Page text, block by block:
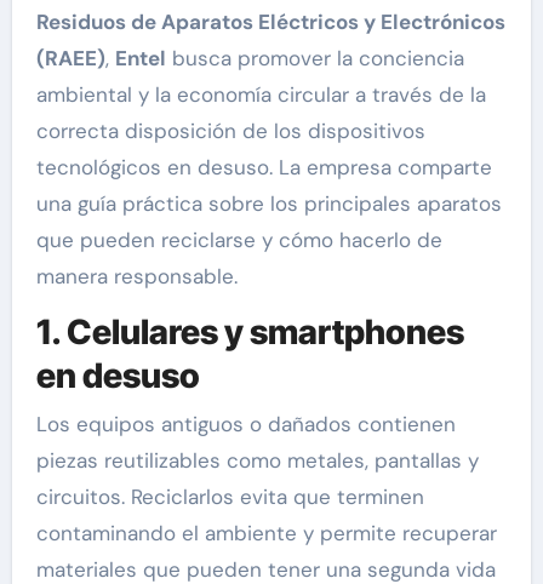
Residuos de Aparatos Eléctricos y Electrónicos
(RAEE), Entel busca promover la conciencia
ambiental y la economía circular a través de la
correcta disposición de los dispositivos
tecnológicos en desuso. La empresa comparte
una guía práctica sobre los principales aparatos
que pueden reciclarse y cómo hacerlo de
manera responsable.
1. Celulares y smartphones
en desuso
Los equipos antiguos o dañados contienen
piezas reutilizables como metales, pantallas y
circuitos. Reciclarlos evita que terminen
contaminando el ambiente y permite recuperar
materiales que pueden tener una segunda vida